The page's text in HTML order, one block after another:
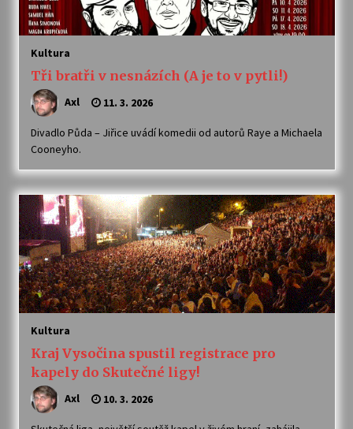
Kultura
Tři bratři v nesnázích (A je to v pytli!)
Axl 11. 3. 2026
Divadlo Půda – Jiřice uvádí komedii od autorů Raye a Michaela
Cooneyho.
Kultura
Kraj Vysočina spustil registrace pro
kapely do Skutečné ligy!
Axl 10. 3. 2026